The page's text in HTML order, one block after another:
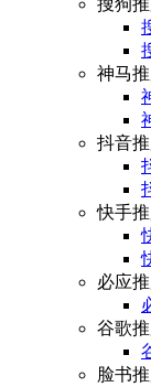
搜狗
神马
抖音
快手
必应
谷歌
脸书